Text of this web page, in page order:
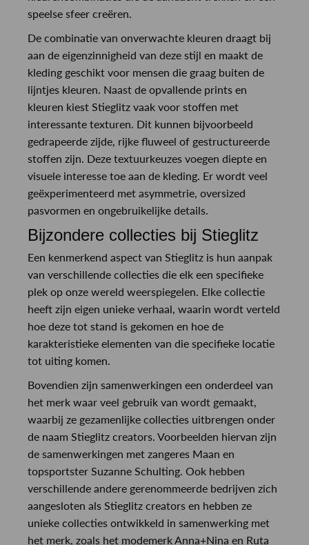
speelse sfeer creëren.
De combinatie van onverwachte kleuren draagt bij
aan de eigenzinnigheid van deze stijl en maakt de
kleding geschikt voor mensen die graag buiten de
lijntjes kleuren. Naast de opvallende prints en
kleuren kiest Stieglitz vaak voor stoffen met
interessante texturen. Dit kunnen bijvoorbeeld
gedrapeerde zijde, rijke fluweel of gestructureerde
stoffen zijn. Deze textuurkeuzes voegen diepte en
visuele interesse toe aan de kleding. Er wordt veel
geëxperimenteerd met asymmetrie, oversized
pasvormen en ongebruikelijke details.
Bijzondere collecties bij Stieglitz
Een kenmerkend aspect van Stieglitz is hun aanpak
van verschillende collecties die elk een specifieke
plek op onze wereld weerspiegelen. Elke collectie
heeft zijn eigen unieke verhaal, waarin wordt verteld
hoe deze tot stand is gekomen en hoe de
karakteristieke elementen van die specifieke locatie
tot uiting komen.
Bovendien zijn samenwerkingen een onderdeel van
het merk waar veel gebruik van wordt gemaakt,
waarbij ze gezamenlijke collecties uitbrengen onder
de naam Stieglitz creators. Voorbeelden hiervan zijn
de samenwerkingen met zangeres Maan en
topsportster Suzanne Schulting. Ook hebben
verschillende andere gerenommeerde bedrijven zich
aangesloten als Stieglitz creators en hebben ze
unieke collecties ontwikkeld in samenwerking met
het merk, zoals het modemerk Anna+Nina en Ruta